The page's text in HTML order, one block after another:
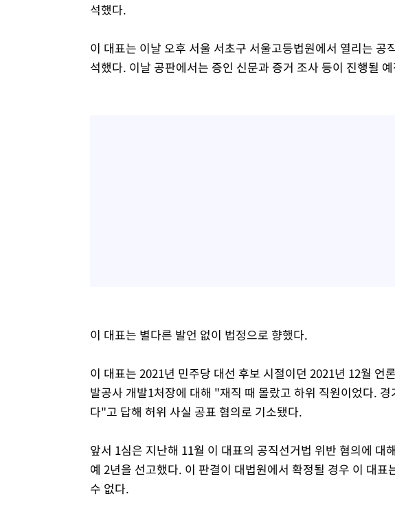
석했다.
이 대표는 이날 오후 서울 서초구 서울고등법원에서 열리는 공
석했다. 이날 공판에서는 증인 신문과 증거 조사 등이 진행될
이 대표는 별다른 발언 없이 법정으로 향했다.
이 대표는 2021년 민주당 대선 후보 시절이던 2021년 12월 언
발공사 개발1처장에 대해 "재직 때 몰랐고 하위 직원이었다.
다"고 답해 허위 사실 공표 혐의로 기소됐다.
앞서 1심은 지난해 11월 이 대표의 공직선거법 위반 혐의에 대
예 2년을 선고했다. 이 판결이 대법원에서 확정될 경우 이 대
수 없다.